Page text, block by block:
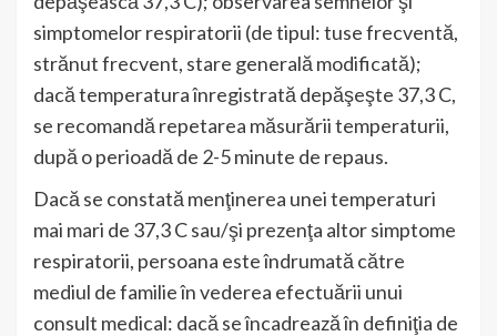
simptomelor respiratorii (de tipul: tuse frecventă,
strănut frecvent, stare generală modificată);
dacă temperatura înregistrată depăşeşte 37,3 C,
se recomandă repetarea măsurării temperaturii,
după o perioadă de 2-5 minute de repaus.
Dacă se constată menţinerea unei temperaturi
mai mari de 37,3 C sau/şi prezenţa altor simptome
respiratorii, persoana este îndrumată către
mediul de familie în vederea efectuării unui
consult medical: dacă se încadrează în definiţia de